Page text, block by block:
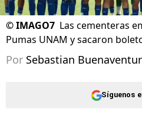
©IMAGO7 Las cementeras
Pumas UNAM y sacaron
Por Sebastian
Síguenos